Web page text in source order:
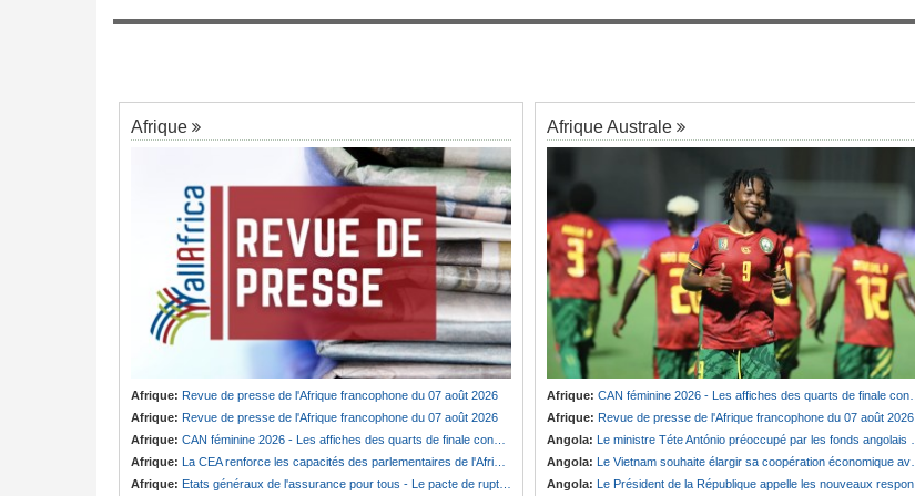
Afrique
Afrique: Revue de presse de l'Afrique francophone du 07 août 2026
Afrique: Revue de presse de l'Afrique francophone du 07 août 2026
Afrique: CAN féminine 2026 - Les affiches des quarts de finale connues
Afrique: La CEA renforce les capacités des parlementaires de l'Afrique de l'Est
Afrique: Etats généraux de l'assurance pour tous - Le pacte de rupture
Afrique Australe
Afrique: CAN féminine 2026 - Les affiches des quarts de finale connues
Afrique: Revue de presse de l'Afrique francophone du 07 août 2026
Angola: Le ministre Téte António préoccupé par les fonds angolais bloqués en Suisse
Angola: Le Vietnam souhaite élargir sa coopération économique avec le pays
Angola: Le Président de la République appelle les nouveaux responsables à renforcer l'action de l'Exécutif
de Biya - Le
7
des poursuites en France et au pays
Afrique:Revue de presse de l'Afrique